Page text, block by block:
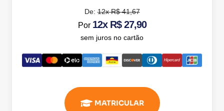
De:12x R$ 41,67
Por 12x R$ 27,90
sem juros no cartão
MATRICULAR